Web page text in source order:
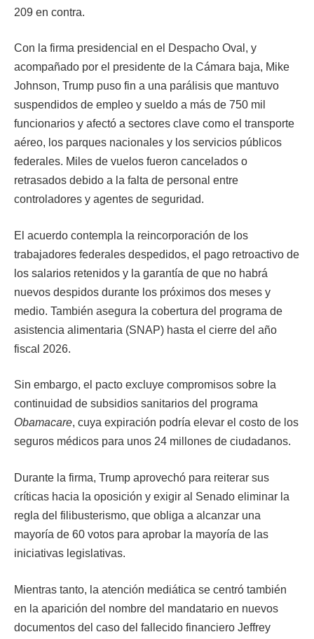
209 en contra.
Con la firma presidencial en el Despacho Oval, y
acompañado por el presidente de la Cámara baja, Mike
Johnson, Trump puso fin a una parálisis que mantuvo
suspendidos de empleo y sueldo a más de 750 mil
funcionarios y afectó a sectores clave como el transporte
aéreo, los parques nacionales y los servicios públicos
federales. Miles de vuelos fueron cancelados o
retrasados debido a la falta de personal entre
controladores y agentes de seguridad.
El acuerdo contempla la reincorporación de los
trabajadores federales despedidos, el pago retroactivo de
los salarios retenidos y la garantía de que no habrá
nuevos despidos durante los próximos dos meses y
medio. También asegura la cobertura del programa de
asistencia alimentaria (SNAP) hasta el cierre del año
fiscal 2026.
Sin embargo, el pacto excluye compromisos sobre la
continuidad de subsidios sanitarios del programa
Obamacare, cuya expiración podría elevar el costo de los
seguros médicos para unos 24 millones de ciudadanos.
Durante la firma, Trump aprovechó para reiterar sus
críticas hacia la oposición y exigir al Senado eliminar la
regla del filibusterismo, que obliga a alcanzar una
mayoría de 60 votos para aprobar la mayoría de las
iniciativas legislativas.
Mientras tanto, la atención mediática se centró también
en la aparición del nombre del mandatario en nuevos
documentos del caso del fallecido financiero Jeffrey